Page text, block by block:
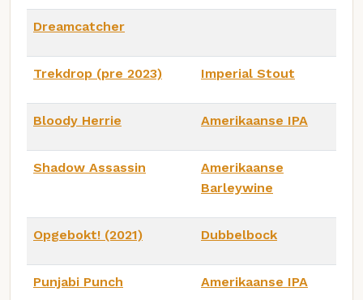
Dreamcatcher
Trekdrop (pre 2023) Imperial Stout
Bloody Herrie Amerikaanse IPA
Shadow Assassin
Amerikaanse
Barleywine
Opgebokt! (2021) Dubbelbock
Punjabi Punch Amerikaanse IPA